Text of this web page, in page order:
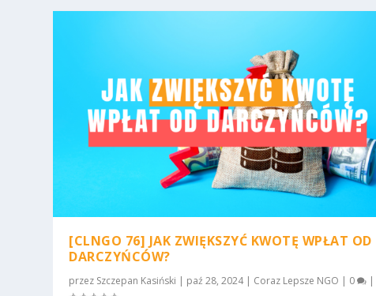
[CLNGO 76] JAK ZWIĘKSZYĆ KWOTĘ WPŁAT OD
DARCZYŃCÓW?
przez Szczepan Kasiński | paź 28, 2024| Coraz Lepsze NGO | 0 |